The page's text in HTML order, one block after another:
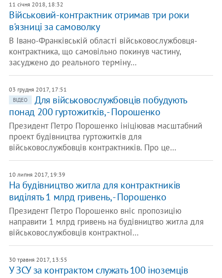
11 січня 2018, 18:32
Військовий-контрактник отримав три роки
в'язниці за самоволку
В Івано-Франківській області військовослужбовця-
контрактника, що самовільно покинув частину,
засуджено до реального терміну…
03 грудня 2017, 17:51
ВІДЕО
Для військовослужбовців побудують
понад 200 гуртожитків, - Порошенко
Президент Петро Порошенко ініціював масштабний
проект будівництва гуртожитків для
військовослужбовців контрактників. Про це…
10 липня 2017, 19:39
На будівництво житла для контрактників
виділять 1 млрд гривень, - Порошенко
Президент Петро Порошенко вніс пропозицію
направити 1 млрд гривень на будівництво житла для
військовослужбовців контрактної…
30 травня 2017, 13:55
У ЗСУ за контрактом служать 100 іноземців